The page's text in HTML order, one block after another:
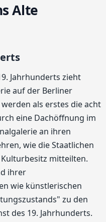
Alte
Jahrhunderts zieht
auf der Berliner
als erstes die acht
eine Dachöffnung im
an ihren
wie die Staatlichen
mitteilten.
ihrer
wie künstlerischen
zu den
des 19. Jahrhunderts.